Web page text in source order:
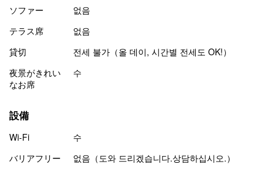
ソファー
없음
テラス席
없음
貸切
전세 불가（올 데이, 시간별 전세도 OK!）
夜景がきれい
なお席
수
設備
Wi-Fi
수
バリアフリー
없음（도와 드리겠습니다.상담하십시오.）